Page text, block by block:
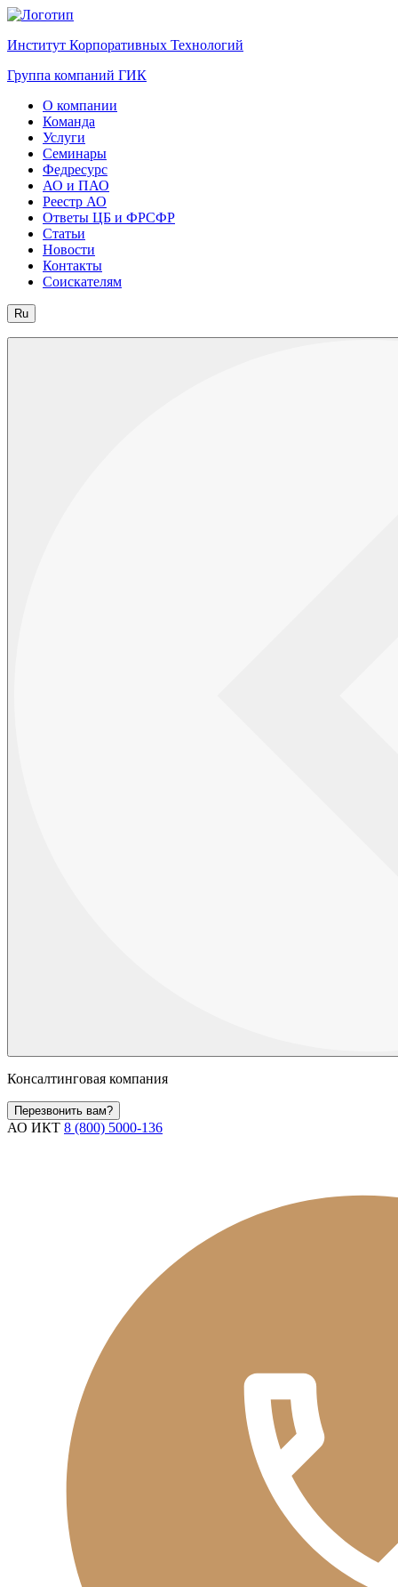
Институт Корпоративных Технологий
Группа компаний ГИК
О компании
Команда
Услуги
Семинары
Федресурс
АО и ПАО
Реестр АО
Ответы ЦБ и ФРСФР
Статьи
Новости
Контакты
Соискателям
Ru
Консалтинговая компания
Перезвонить вам?
АО ИКТ 8 (800) 5000-136